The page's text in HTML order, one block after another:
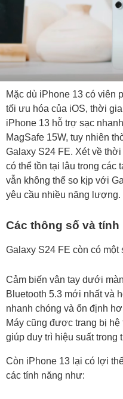
Mặc dù iPhone 13 có viên
tối ưu hóa của iOS, thời
iPhone 13 hỗ trợ sạc
MagSafe 15W, tuy nhiên
Galaxy S24 FE. Xét về
có thể tồn tại lâu trong các
vẫn không thể so kịp với
yêu cầu nhiều năng lượng.
Các thông số và tính
Galaxy S24 FE còn có
Cảm biến vân tay dưới
Bluetooth 5.3 mới nhất và
nhanh chóng và ổn định
Máy cũng được trang bị
giúp duy trì hiệu suất trong
Còn iPhone 13 lại có lợi
các tính năng như: